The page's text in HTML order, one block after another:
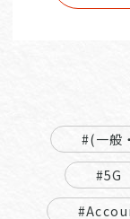
#(一般
#5G